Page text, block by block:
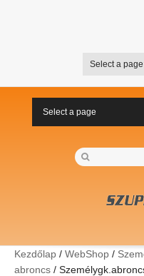
Select a page
Select a page
Kezdőlap / WebShop /
abroncs /